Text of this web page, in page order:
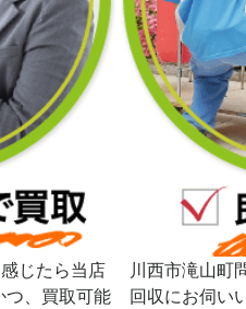
じたら当店
つ、買取可能
川西市滝山町
回収にお伺い